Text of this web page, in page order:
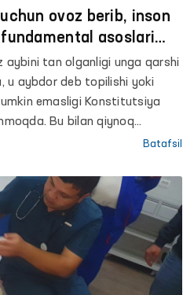
ovoz berib, inson
asoslari
hissa qo‘shing!
aybini tan olganligi unga qarshi
u aybdor deb topilishi yoki
emasligi Konstitutsiya
Bu bilan qiynoq
omillar ildizi
aks etgan Miranda qoidasi,
turish chog‘ida unga
asoslari tushuntirilishi
kiritilayapti.
Batafsil